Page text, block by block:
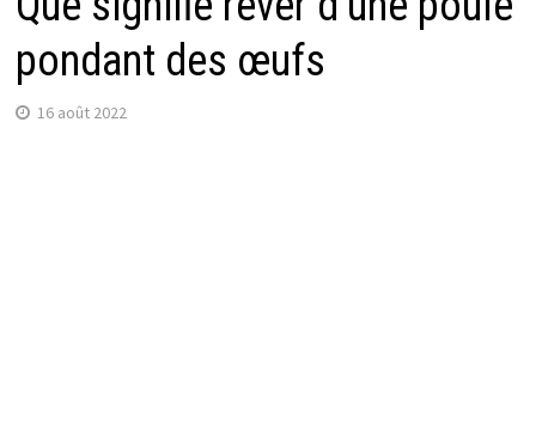
pondant des œufs
16 août 2022